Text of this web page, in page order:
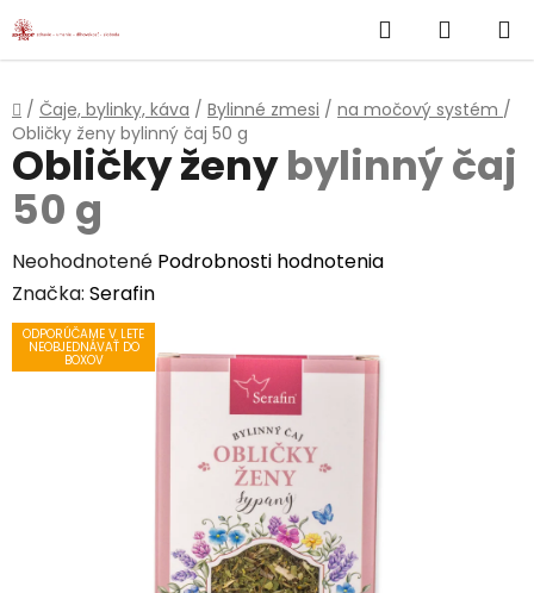
Prejsť
na
Hľadať
KOŠÍK
Domov
/ Čaje, bylinky, káva / Bylinné zmesi / na močový systém /
Obličky ženy bylinný čaj 50 g
Obličky ženybylinný čaj
50 g
Priemerné
hodnotenie
produktu
Neohodnotené Podrobnosti hodnotenia
Značka: Serafin
ODPORÚČAME V LETE
NEOBJEDNÁVAŤ DO
BOXOV